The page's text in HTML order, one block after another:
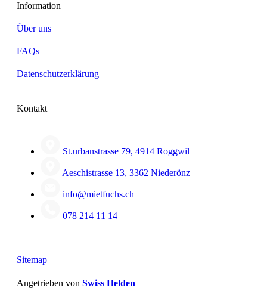
Information
Über uns
FAQs
Datenschutzerklärung
Kontakt
St.urbanstrasse 79, 4914 Roggwil
Aeschistrasse 13, 3362 Niederönz
info@mietfuchs.ch
078 214 11 14
Angetrieben von Swiss Helden
Sitemap